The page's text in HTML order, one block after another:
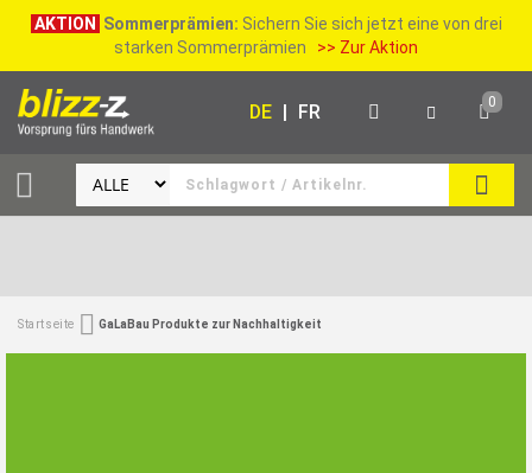
AKTION Sommerprämien: Sichern Sie sich jetzt eine von drei
starken Sommerprämien >> Zur Aktion
SUCHE
DE | FR 0
Startseite GaLaBau Produkte zur Nachhaltigkeit